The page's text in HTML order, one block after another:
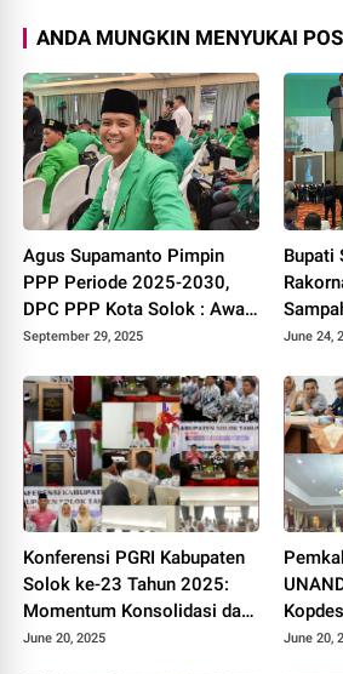
ANDA MUNGKIN MENYUKAI
Agus Supamanto Pimpin
PPP Periode 2025-2030,
DPC PPP Kota Solok : Awal
Kebangkitan Partai Kabah
September 29, 2025
Bupati
June 24,
Konferensi PGRI Kabupaten
Solok ke-23 Tahun 2025:
Momentum Konsolidasi dan
Pemilihan Pengurus Baru.
June 20, 2025 June 20,